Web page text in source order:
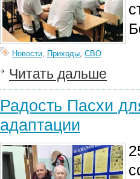
Новости, Приходы, СВО
Читать дальше
Радость Пасхи
адаптации